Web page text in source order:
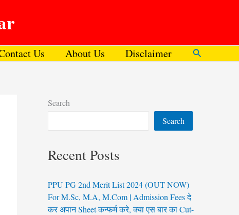
Us About Us Disclaimer Search
Search
Search
Recent Posts
PPU PG 2nd Merit List 2024 (OUT NOW)
For M.Sc, M.A, M.Com | Admission Fees दे
कर अपान Sheet कन्फर्म करे, क्या एस बार का Cut-